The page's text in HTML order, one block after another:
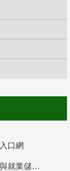
口網
青年教育與就業儲蓄帳戶